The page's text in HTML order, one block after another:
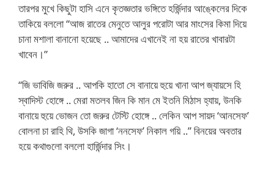
তারপর মুখে কিছুটা হাসি এনে কৃতজ্ঞতার ভঙ্গিতে হর্জিন্দার আঙ্কেলের দিকে
তাকিয়ে বললো “আজ রাতের মেনুতে আলুর পরোটা আর মাংসের কিমা দিয়ে
চানা মশালা বানানো হয়েছে .. আমাদের এখানেই না হয় রাতের খাবারটা
খাবেন।”
“জি ভাবিজি জরুর .. আপকি হাতো সে বানায়ে হুয়ে খানা আপ জ্যায়সে হি
স্বাদিস্ট হোঙ্গে .. মেরা মতলব জিন কি মান মে ইতনি মিঠাস হ্যায়, উনকি
বানায়ে হুয়ে ভোজন তো জরুর টেস্টি হোঙ্গে .. লেকিন আপ সায়দ ‘আনসেফ’
বোলনা চা রাহি থি, উসকি জাগা ‘ননসেফ’ নিকাল গয়ি ..” বিনয়ের অবতার
হয়ে কথাগুলো বললো হার্জিন্দার সিং।